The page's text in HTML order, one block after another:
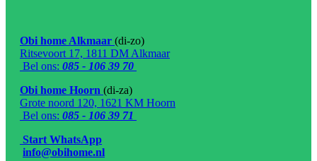
Obi home Alkmaar (di-zo)
Ritsevoort 17, 1811 DM Alkmaar
Bel ons: 085 - 106 39 70
Obi home Hoorn (di-za)
Grote noord 120, 1621 KM Hoorn
Bel ons: 085 - 106 39 71
Start WhatsApp
info@obihome.nl